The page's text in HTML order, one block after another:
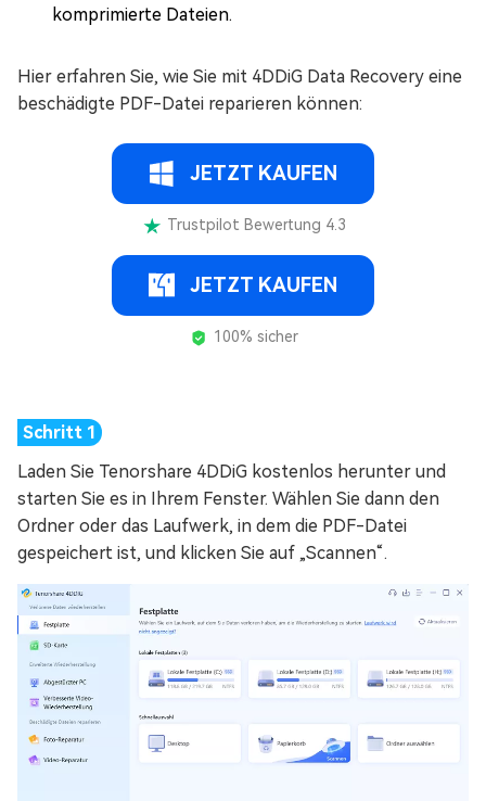
komprimierte Dateien.
Hier erfahren Sie, wie Sie mit 4DDiG Data Recovery eine
beschädigte PDF-Datei reparieren können:
JETZT KAUFEN
Trustpilot Bewertung 4.3
JETZT KAUFEN
100% sicher
Laden Sie Tenorshare 4DDiG kostenlos herunter und
starten Sie es in Ihrem Fenster. Wählen Sie dann den
Ordner oder das Laufwerk, in dem die PDF-Datei
gespeichert ist, und klicken Sie auf „Scannen“.